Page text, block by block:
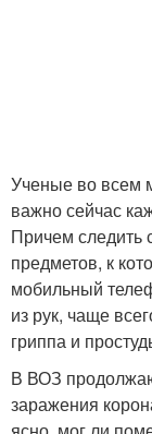
Ученые во всем
важно сейчас
Причем следить
предметов, к
мобильный
из рук, чаще
гриппа и
В ВОЗ
заражения